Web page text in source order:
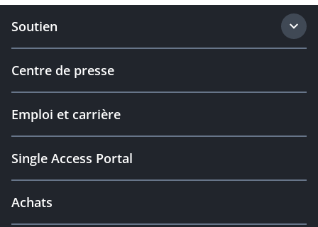
Soutien
Centre de presse
Emploi et carrière
Single Access Portal
Achats